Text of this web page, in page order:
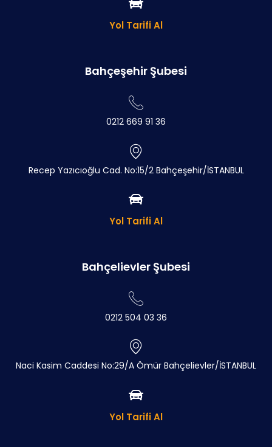
Yol Tarifi Al
Bahçeşehir Şubesi
0212 669 91 36
Recep Yazıcıoğlu Cad. No:15/2 Bahçeşehir/İSTANBUL
Yol Tarifi Al
Bahçelievler Şubesi
0212 504 03 36
Naci Kasim Caddesi No:29/A Ömür Bahçelievler/İSTANBUL
Yol Tarifi Al